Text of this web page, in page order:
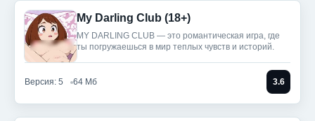
My Darling Club (18+)
MY DARLING CLUB — это романтическая игра, где
ты погружаешься в мир теплых чувств и историй.
Версия: 5 64 Мб 3.6